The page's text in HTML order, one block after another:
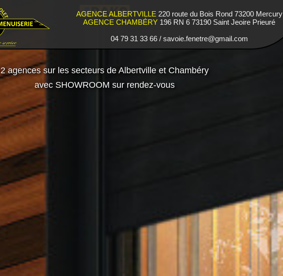
AGENCE ALBERTVILLE 220 route du Bois Rond 73200 Mercury
AGENCE CHAMBÉRY 196 RN 6 73190 Saint Jeoire Prieuré
04 79 31 33 66 / savoie.fenetre@gmail.com
2 agences sur les secteurs de Albertville et Chambéry
avec SHOWROOM sur rendez-vous